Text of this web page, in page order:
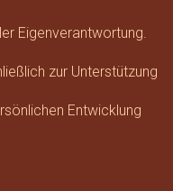
Eigenverantwortung.
zur Unterstützung
Entwicklung